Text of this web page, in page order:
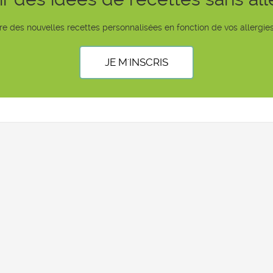
des nouvelles recettes personnalisées en fonction de vos
JE M'INSCRIS